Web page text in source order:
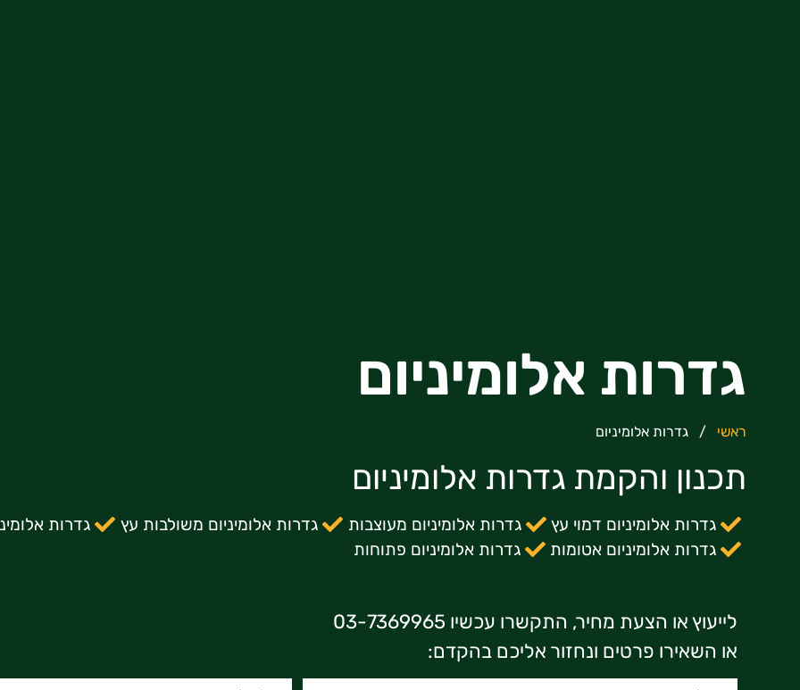
גדרות אלומיניום
ראשי / גדרות אלומיניום
תכנון והקמת גדרות אלומיניום
גדרות אלומיניום דמוי עץ גדרות אלומיניום מעוצבות גדרות אלומיניום משולבות עץ
גדרות
גדרות אלומיניום אטומות
גדרות אלומיניום פתוחות
לייעוץ או הצעת מחיר, התקשרו עכשיו 03-7369965
או השאירו פרטים ונחזור אליכם בהקדם: